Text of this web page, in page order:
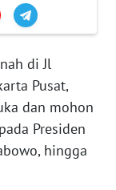
di Jl
Pusat,
dan mohon
Presiden
hingga